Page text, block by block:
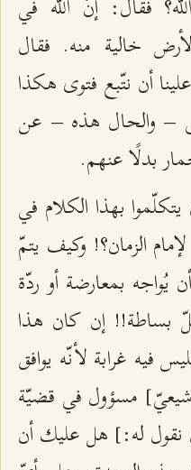
خالية منه. فقال
أن نتّبع فتوى هكذا
– والحال هذه – عن
بدلًا عنهم.
بهذا الكلام في
الزمان؟! وكيف يتمّ
بمعارضة أو ردّة
بساطة!! إن كان هذا
فيه غرابة لأنّه يوافق
مسؤول في قضيّة
نقول له:] هل عليك أن